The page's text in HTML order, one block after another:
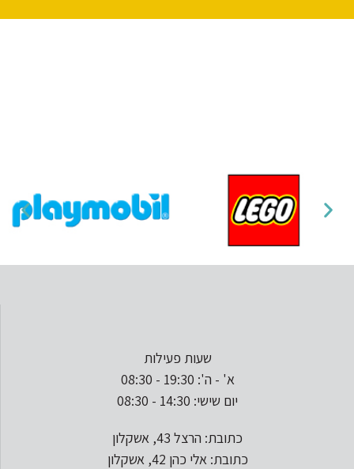
שעות פעילות
א' - ה': 19:30 - 08:30
יום שישי: 14:30 - 08:30
כתובת: הרצל 43, אשקלון
כתובת: אלי כהן 42, אשקלון